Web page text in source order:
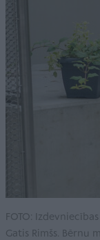
FOTO:
Gatis Rimšs. Bērnu